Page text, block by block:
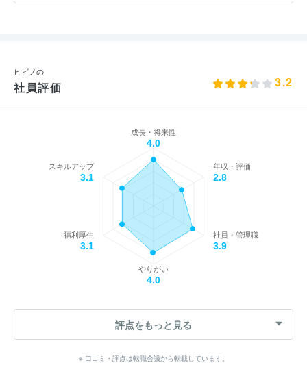
ヒビノの
社員評価 3.2
成長・将来性
4.0
年収・評価
2.8
社員・管理職
3.9
やりがい
4.0
福利厚生
3.1
スキルアップ
3.1
評点をもっと見る
※ 口コミ・評点は転職会議から転載しています。